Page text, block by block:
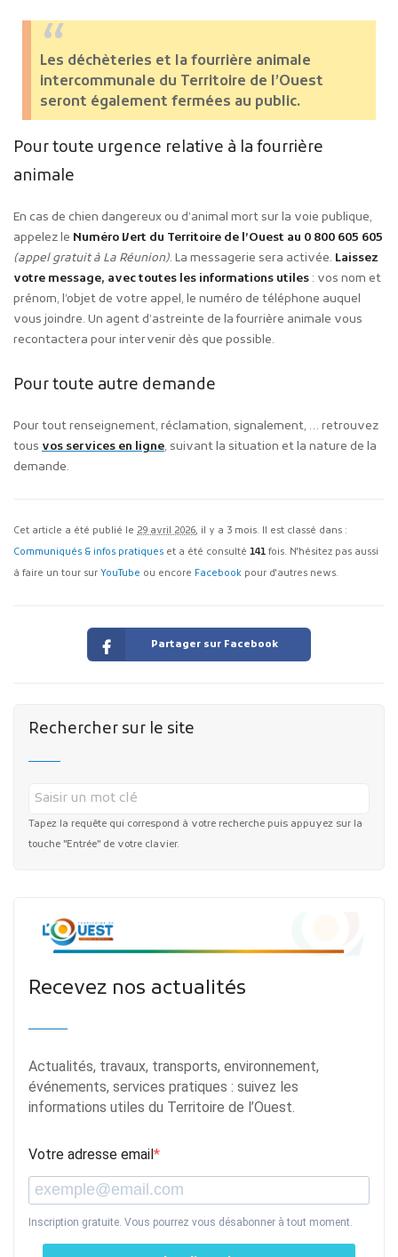
Les déchèteries et la fourrière animale
intercommunale du Territoire de l’Ouest
seront également fermées au public.
Pour toute urgence relative à la fourrière
animale
En cas de chien dangereux ou d’animal mort sur la voie publique,
appelez le Numéro Vert du Territoire de l’Ouest au 0 800 605 605
(appel gratuit à La Réunion). La messagerie sera activée. Laissez
votre message, avec toutes les informations utiles : vos nom et
prénom, l’objet de votre appel, le numéro de téléphone auquel
vous joindre. Un agent d’astreinte de la fourrière animale vous
recontactera pour intervenir dès que possible.
Pour toute autre demande
Pour tout renseignement, réclamation, signalement, … retrouvez
tous vos services en ligne, suivant la situation et la nature de la
demande.
Cet article a été publié le 29 avril 2026, il y a 3 mois. Il est classé dans :
Communiqués & infos pratiques et a été consulté 141 fois. N'hésitez pas aussi
à faire un tour sur YouTube ou encore Facebook pour d'autres news.
Partager sur Facebook
Rechercher sur le site
Tapez la requête qui correspond à votre recherche puis appuyez sur la
touche "Entrée" de votre clavier.
Recevez nos actualités
Actualités, travaux, transports, environnement,
événements, services pratiques : suivez les
informations utiles du Territoire de l’Ouest.
Votre adresse email
Inscription gratuite. Vous pourrez vous désabonner à tout moment.